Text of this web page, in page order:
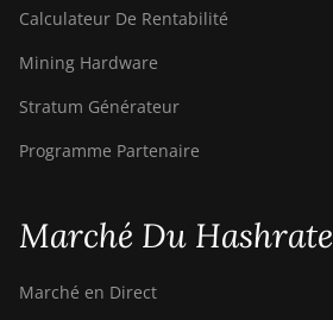
Calculateur De Rentabilité
Mining Hardware
Stratum Générateur
Programme Partenaire
Marché Du Hashrate
Marché en Direct